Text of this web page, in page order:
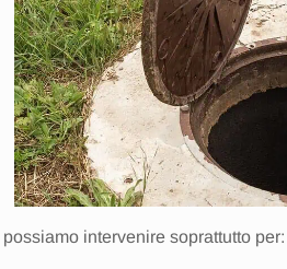
possiamo intervenire soprattutto per: